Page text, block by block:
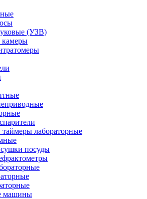
(УЗВ)
камеры
лабораторные
сушки посуды
машины